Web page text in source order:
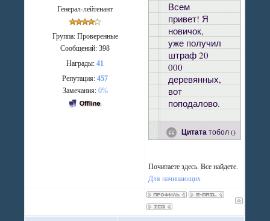
Генерал-лейтенант
Группа: Проверенные
Сообщений:398
Награды:41
Репутация:457
Замечания: 0%
Цитата тобол()
Всем
привет! Я
новичок,
уже получил
штраф 20
000
деревянных,
вот
поподалово.
Почитаете здесь. Все найдете.
Для начинающих